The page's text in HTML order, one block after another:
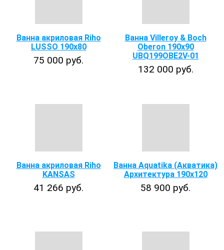
Ванна акриловая Riho
LUSSO 190x80
75 000 руб.
Ванна Villeroy & Boch
Oberon 190x90
UBQ199OBE2V-01
132 000 руб.
Ванна акриловая Riho
KANSAS
41 266 руб.
Ванна Aquatika (Акватика)
Архитектура 190х120
58 900 руб.